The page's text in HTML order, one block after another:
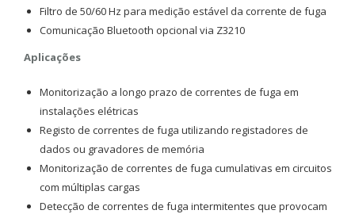
Filtro de 50/60 Hz para medição estável da corrente de fuga
Comunicação Bluetooth opcional via Z3210
Aplicações
Monitorização a longo prazo de correntes de fuga em
instalações elétricas
Registo de correntes de fuga utilizando registadores de
dados ou gravadores de memória
Monitorização de correntes de fuga cumulativas em circuitos
com múltiplas cargas
Detecção de correntes de fuga intermitentes que provocam